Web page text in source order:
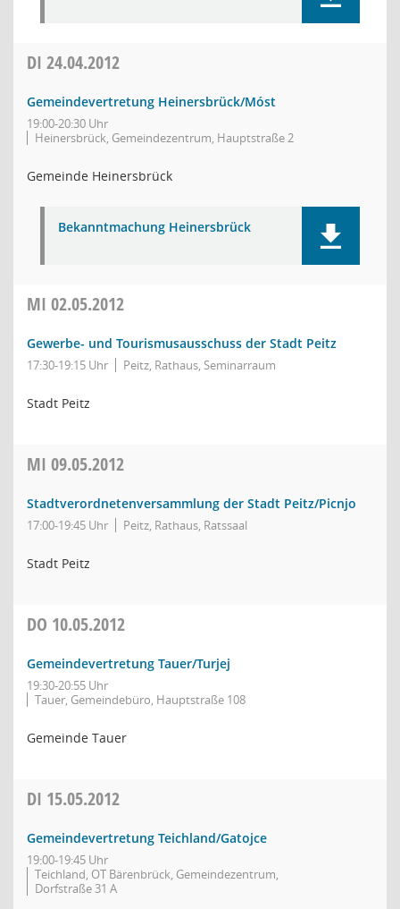
DI 24.04.2012
Gemeindevertretung Heinersbrück/Móst
19:00-20:30 Uhr
Heinersbrück, Gemeindezentrum, Hauptstraße 2
Gemeinde Heinersbrück
Bekanntmachung Heinersbrück
MI 02.05.2012
Gewerbe- und Tourismusausschuss der Stadt Peitz
17:30-19:15 Uhr Peitz, Rathaus, Seminarraum
Stadt Peitz
MI 09.05.2012
Stadtverordnetenversammlung der Stadt Peitz/Picnjo
17:00-19:45 Uhr Peitz, Rathaus, Ratssaal
Stadt Peitz
DO 10.05.2012
Gemeindevertretung Tauer/Turjej
19:30-20:55 Uhr
Tauer, Gemeindebüro, Hauptstraße 108
Gemeinde Tauer
DI 15.05.2012
Gemeindevertretung Teichland/Gatojce
19:00-19:45 Uhr
Teichland, OT Bärenbrück, Gemeindezentrum,
Dorfstraße 31 A